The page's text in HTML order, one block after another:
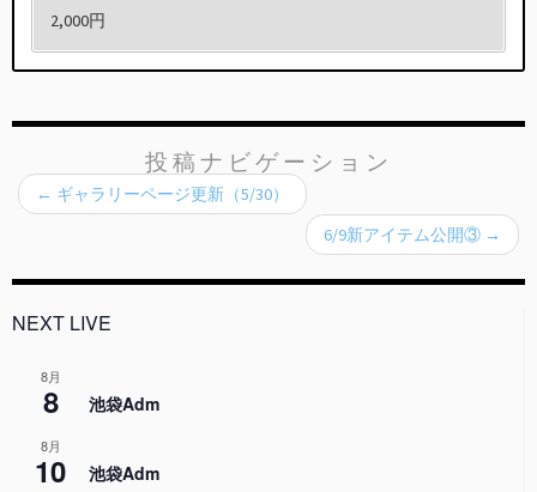
2,000円
投稿ナビゲーション
← ギャラリーページ更新（5/30）
6/9新アイテム公開③ →
NEXT LIVE
8月
8 池袋Adm
8月
10 池袋Adm